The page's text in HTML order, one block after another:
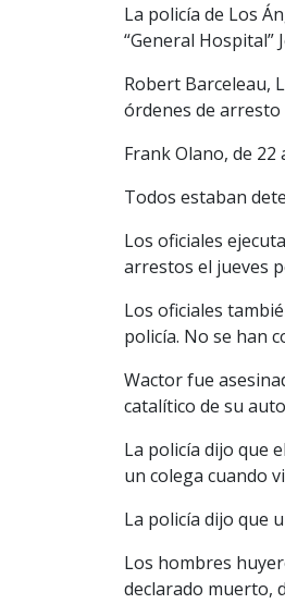
La policía de Los
“General Hospital”
Robert Barceleau,
órdenes de
Frank Olano, de
Todos estaban
Los oficiales
arrestos el jueves
Los oficiales
policía. No se han
Wactor fue
catalítico de su
La policía dijo que
un colega cuando
La policía dijo que
Los hombres
declarado muerto,